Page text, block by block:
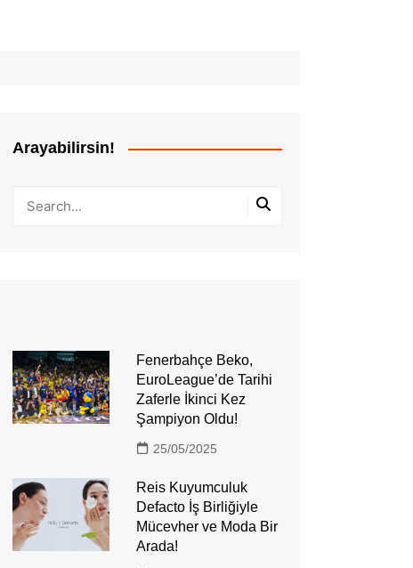
Arayabilirsin!
Fenerbahçe Beko,
EuroLeague’de Tarihi
Zaferle İkinci Kez
Şampiyon Oldu!
25/05/2025
Reis Kuyumculuk
Defacto İş Birliğiyle
Mücevher ve Moda Bir
Arada!